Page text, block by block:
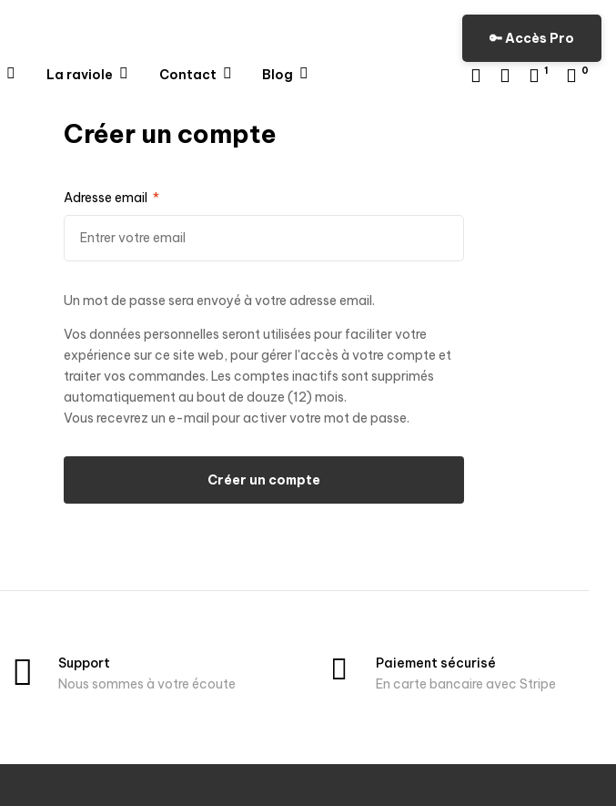
La raviole Contact Blog 1 0
Créer un compte
Adresse email *
Un mot de passe sera envoyé à votre adresse email.
Vos données personnelles seront utilisées pour faciliter votre
expérience sur ce site web, pour gérer l'accès à votre compte et
traiter vos commandes. Les comptes inactifs sont supprimés
automatiquement au bout de douze (12) mois.
Vous recevrez un e-mail pour activer votre mot de passe.
Créer un compte
Support
Nous sommes à votre écoute
Paiement sécurisé
En carte bancaire avec Stripe
🔑 Accès Pro